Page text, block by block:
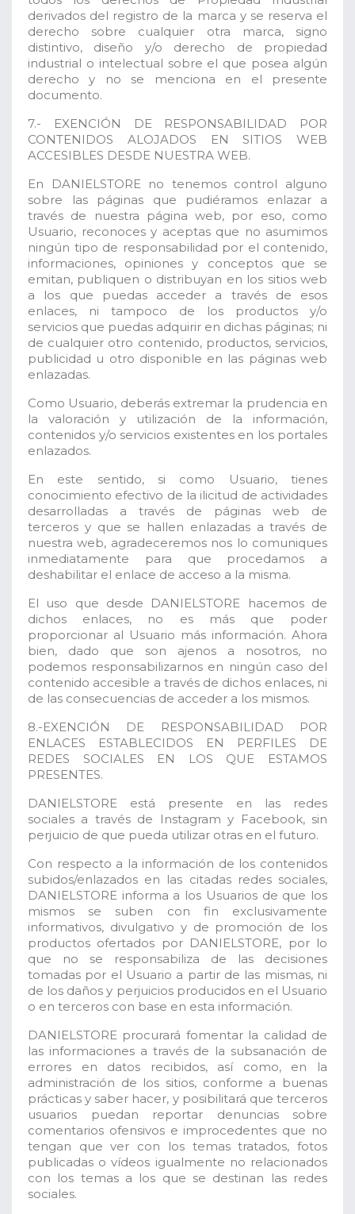
derivados del registro de la marca y se reserva el
derecho sobre cualquier otra marca, signo
distintivo, diseño y/o derecho de propiedad
industrial o intelectual sobre el que posea algún
derecho y no se menciona en el presente
documento.
7.- EXENCIÓN DE RESPONSABILIDAD POR
CONTENIDOS ALOJADOS EN SITIOS WEB
ACCESIBLES DESDE NUESTRA WEB.
En DANIELSTORE no tenemos control alguno
sobre las páginas que pudiéramos enlazar a
través de nuestra página web, por eso, como
Usuario, reconoces y aceptas que no asumimos
ningún tipo de responsabilidad por el contenido,
informaciones, opiniones y conceptos que se
emitan, publiquen o distribuyan en los sitios web
a los que puedas acceder a través de esos
enlaces, ni tampoco de los productos y/o
servicios que puedas adquirir en dichas páginas; ni
de cualquier otro contenido, productos, servicios,
publicidad u otro disponible en las páginas web
enlazadas.
Como Usuario, deberás extremar la prudencia en
la valoración y utilización de la información,
contenidos y/o servicios existentes en los portales
enlazados.
En este sentido, si como Usuario, tienes
conocimiento efectivo de la ilicitud de actividades
desarrolladas a través de páginas web de
terceros y que se hallen enlazadas a través de
nuestra web, agradeceremos nos lo comuniques
inmediatamente para que procedamos a
deshabilitar el enlace de acceso a la misma.
El uso que desde DANIELSTORE hacemos de
dichos enlaces, no es más que poder
proporcionar al Usuario más información. Ahora
bien, dado que son ajenos a nosotros, no
podemos responsabilizarnos en ningún caso del
contenido accesible a través de dichos enlaces, ni
de las consecuencias de acceder a los mismos.
8.-EXENCIÓN DE RESPONSABILIDAD POR
ENLACES ESTABLECIDOS EN PERFILES DE
REDES SOCIALES EN LOS QUE ESTAMOS
PRESENTES.
DANIELSTORE está presente en las redes
sociales a través de Instagram y Facebook, sin
perjuicio de que pueda utilizar otras en el futuro.
Con respecto a la información de los contenidos
subidos/enlazados en las citadas redes sociales,
DANIELSTORE informa a los Usuarios de que los
mismos se suben con fin exclusivamente
informativos, divulgativo y de promoción de los
productos ofertados por DANIELSTORE, por lo
que no se responsabiliza de las decisiones
tomadas por el Usuario a partir de las mismas, ni
de los daños y perjuicios producidos en el Usuario
o en terceros con base en esta información.
DANIELSTORE procurará fomentar la calidad de
las informaciones a través de la subsanación de
errores en datos recibidos, así como, en la
administración de los sitios, conforme a buenas
prácticas y saber hacer, y posibilitará que terceros
usuarios puedan reportar denuncias sobre
comentarios ofensivos e improcedentes que no
tengan que ver con los temas tratados, fotos
publicadas o vídeos igualmente no relacionados
con los temas a los que se destinan las redes
sociales.